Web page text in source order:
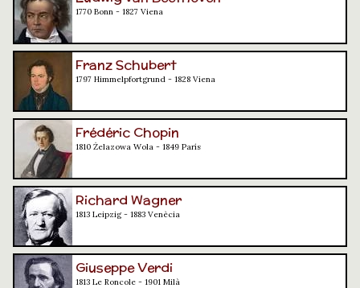
1770 Bonn - 1827 Viena
Franz Schubert
1797 Himmelpfortgrund - 1828 Viena
Frédéric Chopin
1810 Żelazowa Wola - 1849 París
Richard Wagner
1813 Leipzig - 1883 Venècia
Giuseppe Verdi
1813 Le Roncole - 1901 Milà